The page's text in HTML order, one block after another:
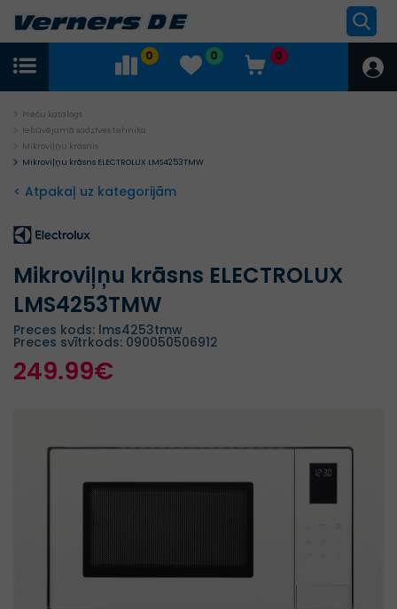
0 0 0
Preču katalogs
Iebūvējamā sadzīves tehnika
Mikroviļņu krāsnis
Mikroviļņu krāsns ELECTROLUX LMS4253TMW
< Atpakaļ uz kategorijām
Mikroviļņu krāsns ELECTROLUX
LMS4253TMW
Preces kods: lms4253tmw
Preces svītrkods: 090050506912
249.99€